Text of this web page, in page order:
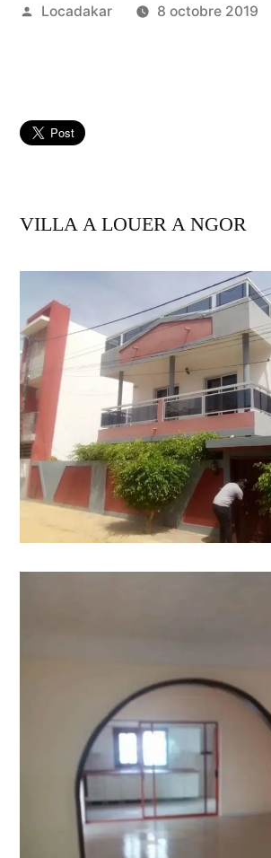
Publié
Locadakar 8 octobre 2019
VILLA A LOUER A NGOR